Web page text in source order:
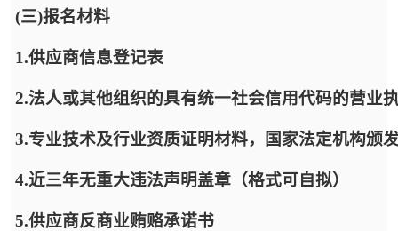
(三)报名材料
1.供应商信息登记表
2.法人或其他组织的具有统一社会信用代码的营业
3.专业技术及行业资质证明材料，国家法定机构颁
4.近三年无重大违法声明盖章（格式可自拟）
5.供应商反商业贿赂承诺书